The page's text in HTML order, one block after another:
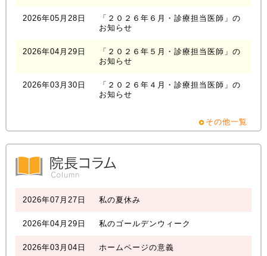
2026年05月28日
「２０２６年６月・診療担当医師」の
お知らせ
2026年04月29日
「２０２６年５月・診療担当医師」の
お知らせ
2026年03月30日
「２０２６年４月・診療担当医師」の
お知らせ
その他一覧
2026年07月27日 私の夏休み
2026年04月29日 私のゴールデンウィーク
2026年03月04日 ホームページの意義